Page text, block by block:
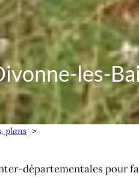
les-
plans
départementales pour